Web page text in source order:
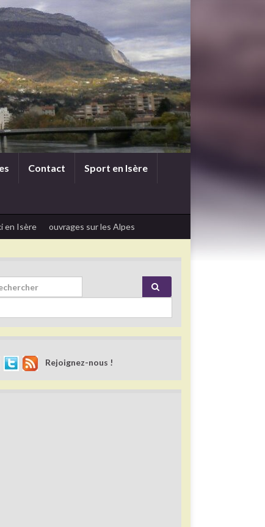
Contact Sport en Isère
en Isère ouvrages sur les Alpes
for:
Rejoignez-nous !